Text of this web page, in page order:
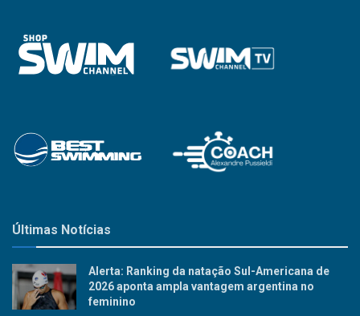
Últimas Notícias
Alerta: Ranking da natação Sul-Americana de
2026 aponta ampla vantagem argentina no
feminino